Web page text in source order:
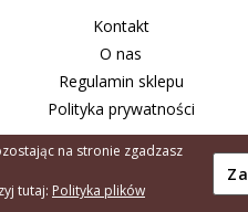
Kontakt
O nas
Regulamin sklepu
Polityka prywatności
Copyright © 2026 - Agnes Tarnów S.C. A.
na stronie zgadzasz
tutaj: Polityka plików